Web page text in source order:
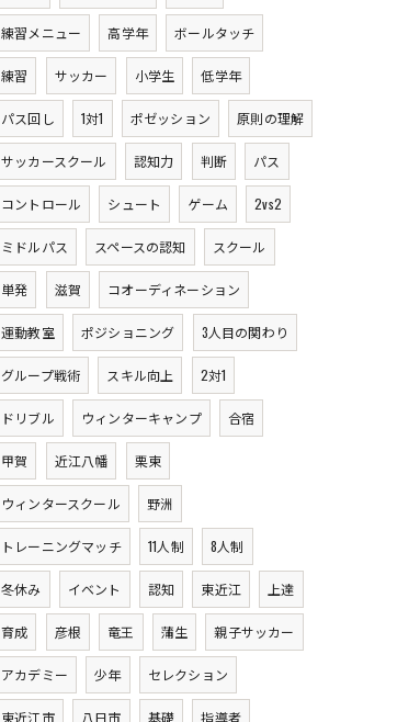
練習メニュー 高学年 ボールタッチ
練習 サッカー 小学生 低学年
パス回し 1対1 ポゼッション 原則の理解
サッカースクール 認知力 判断 パス
コントロール シュート ゲーム 2vs2
ミドルパス スペースの認知 スクール
単発 滋賀 コオーディネーション
運動教室 ポジショニング 3人目の関わり
グループ戦術 スキル向上 2対1
ドリブル ウィンターキャンプ 合宿
甲賀 近江八幡 栗東
ウィンタースクール 野洲
トレーニングマッチ 11人制 8人制
冬休み イベント 認知 東近江 上達
育成 彦根 竜王 蒲生 親子サッカー
アカデミー 少年 セレクション
東近江市 八日市 基礎 指導者